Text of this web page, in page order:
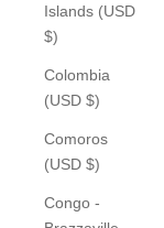
Islands (USD
$)
Colombia
(USD $)
Comoros
(USD $)
Congo -